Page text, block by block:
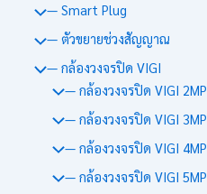
— Smart Plug
— ตัวขยายช่วงสัญญาณ
— กล้องวงจรปิด VIGI
— กล้องวงจรปิด VIGI 2MP
— กล้องวงจรปิด VIGI 3MP
— กล้องวงจรปิด VIGI 4MP
— กล้องวงจรปิด VIGI 5MP